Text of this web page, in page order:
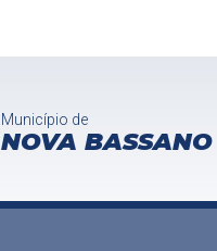
Município de
NOVA BASSANO